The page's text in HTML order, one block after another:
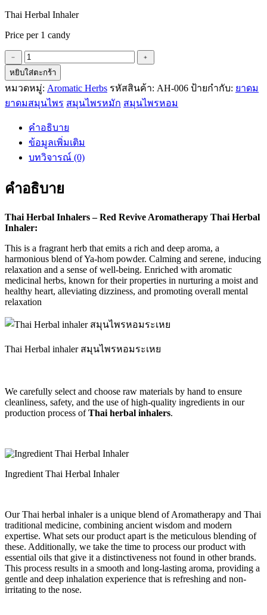
Thai Herbal Inhaler
Price per 1 candy
จำนวน
น้ำมัน
หอม
ระ
วีฟ
Revive)
-
กลิ่น
ยา
หอม
ชิ้น
﹣
﹢
หยิบใส่ตะกร้า
หมวดหมู่: Aromatic Herbs รหัสสินค้า: AH-006 ป้ายกำกับ: ยาดม
ยาดมสมุนไพร สมุนไพรหมัก สมุนไพรหอม
คำอธิบาย
ข้อมูลเพิ่มเติม
บทวิจารณ์ (0)
คำอธิบาย
Thai Herbal Inhalers – Red Revive Aromatherapy Thai Herbal
Inhaler:
This is a fragrant herb that emits a rich and deep aroma, a
harmonious blend of Ya-hom powder. Calming and serene, inducing
relaxation and a sense of well-being. Enriched with aromatic
medicinal herbs, known for their properties in nurturing a moist and
healthy heart, alleviating dizziness, and promoting overall mental
relaxation
Thai Herbal inhaler สมุนไพรหอมระเหย
We carefully select and choose raw materials by hand to ensure
cleanliness, safety, and the use of high-quality ingredients in our
production process ofThai herbal inhalers.
Ingredient Thai Herbal Inhaler
Our Thai herbal inhaler is a unique blend of Aromatherapy and Thai
traditional medicine, combining ancient wisdom and modern
expertise. What sets our product apart is the meticulous blending of
these. Additionally, we take the time to process our product with
essential oils that give it a distinctiveness not found in other brands.
This process results in a smooth and long-lasting aroma, providing a
gentle and deep inhalation experience that is refreshing and non-
irritating to the nose.